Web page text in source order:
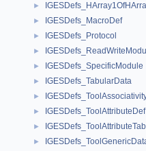
►
► IGESDefs_MacroDef
► IGESDefs_Protocol
►
► IGESDefs_SpecificModule
► IGESDefs_TabularData
►
► IGESDefs_ToolAttributeDef
►
►